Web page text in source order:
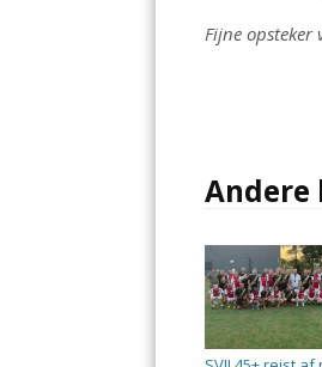
Fijne opsteker
Andere